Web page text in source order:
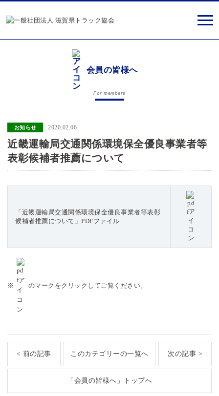
会員の皆様へ
For members
お知らせ 2020.02.06
近畿運輸局交通関係環境保全優良事業者等
表彰候補者推薦について
「近畿運輸局交通関係環境保全優良事業者等表彰
候補者推薦について」PDFファイル
※ のマークをクリックしてご覧ください。
< 前の記事 このカテゴリーの一覧へ 次の記事 >
「会員の皆様へ」トップへ